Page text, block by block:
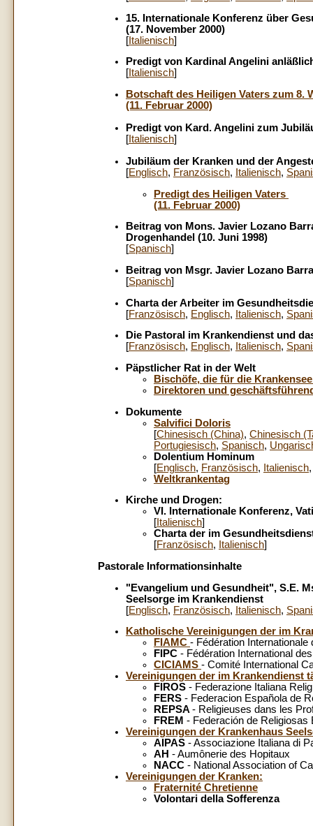
15. Internationale Konferenz über
(17. November 2000)
[ Italienisch]
Predigt von Kardinal Angelini
[ Italienisch]
Botschaft des Heiligen Vaters zum 8.
(11. Februar 2000)
Predigt von Kard. Angelini zum
[ Italienisch]
Jubiläum der Kranken und der
[Englisch, Französisch, Italienisch,
Predigt des Heiligen Vaters
(11. Februar 2000)
Beitrag von Mons. Javier Lozano
Drogenhandel (10. Juni 1998)
[Spanisch]
Beitrag von Msgr. Javier Lozano
[Spanisch]
Charta der Arbeiter im
[Französisch, Englisch, Italienisch,
Die Pastoral im Krankendienst und
[Französisch, Englisch, Italienisch,
Päpstlicher Rat in der Welt
Bischöfe, die für die
Direktoren und
Dokumente
Salvifici Doloris
[Chinesisch (China), Chinesisch
Portugiesisch, Spanisch,
Dolentium Hominum
[Englisch, Französisch, Italienisch
Weltkrankentag
Kirche und Drogen:
VI. Internationale Konferenz,
[ Italienisch]
Charta der im
[Französisch, Italienisch]
Pastorale Informationsinhalte
"Evangelium und Gesundheit", S.E.
Seelsorge im Krankendienst
[Englisch, Französisch, Italienisch,
Katholische Vereinigungen der im
FIAMC - Fédération
FIPC - Fédération International
CICIAMS - Comité International
Vereinigungen der im Krankendienst
FIROS - Federazione Italiana
FERS - Federacion Española de
REPSA- Religieuses dans les
FREM - Federación de
Vereinigungen der Krankenhaus
AIPAS - Associazione Italiana di
AH - Aumônerie des Hopitaux
NACC - National Association of
Vereinigungen der Kranken:
Fraternité Chretienne
Volontari della Sofferenza